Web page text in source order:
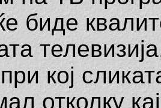
биде
кој
отколку